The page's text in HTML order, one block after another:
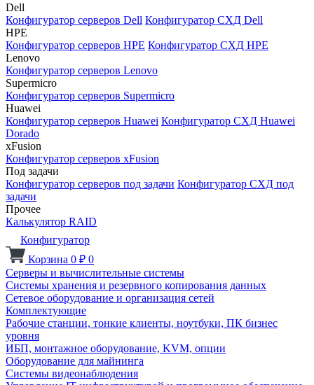
Dell
Конфигуратор серверов Dell Конфигуратор СХД Dell
HPE
Конфигуратор серверов HPE Конфигуратор СХД HPE
Lenovo
Конфигуратор серверов Lenovo
Supermicro
Конфигуратор серверов Supermicro
Huawei
Конфигуратор серверов Huawei Конфигуратор СХД Huawei
Dorado
xFusion
Конфигуратор серверов xFusion
Под задачи
Конфигуратор серверов под задачи Конфигуратор СХД под
задачи
Прочее
Калькулятор RAID
Конфигуратор
Корзина 0 ₽ 0
Серверы и вычислительные системы
Системы хранения и резервного копирования данных
Сетевое оборудование и организация сетей
Комплектующие
Рабочие станции, тонкие клиенты, ноутбуки, ПК бизнес
уровня
ИБП, монтажное оборудование, KVM, опции
Оборудование для майнинга
Системы видеонаблюдения